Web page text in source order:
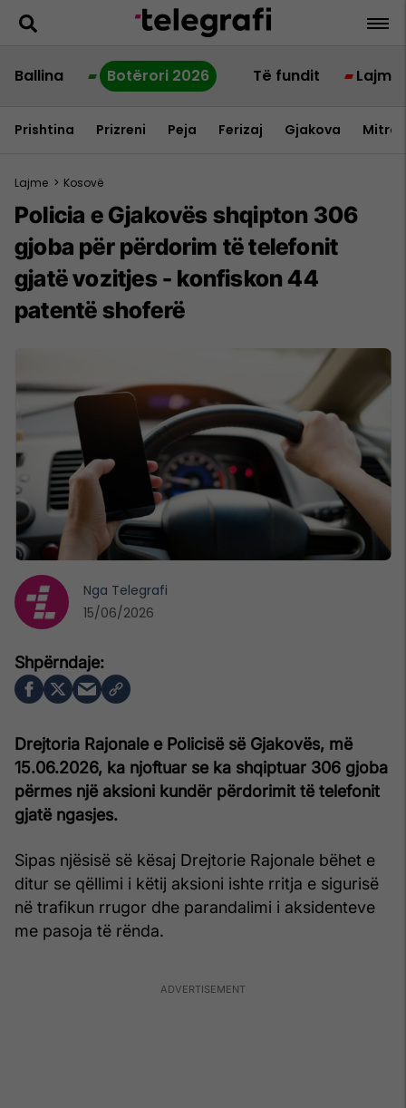
Ballina Botërori 2026 Të fundit Lajme
Prishtina Prizreni Peja Ferizaj Gjakova
Lajme > Kosovë
Policia e Gjakovës shqipton 306
gjoba për përdorim të telefonit
gjatë vozitjes - konfiskon 44
patentë shoferë
Drejtoria Rajonale e Policisë së Gjakovës, më
15.06.2026, ka njoftuar se ka shqiptuar 306 gjoba
përmes një aksioni kundër përdorimit të telefonit
gjatë ngasjes.
Sipas njësisë së kësaj Drejtorie Rajonale bëhet e
ditur se qëllimi i këtij aksioni ishte rritja e sigurisë
në trafikun rrugor dhe parandalimi i aksidenteve
me pasoja të rënda.
Nga Telegrafi
15/06/2026